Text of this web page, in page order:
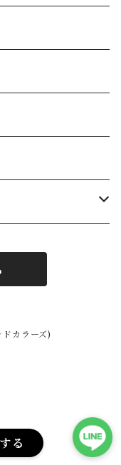
る
カラーズ)